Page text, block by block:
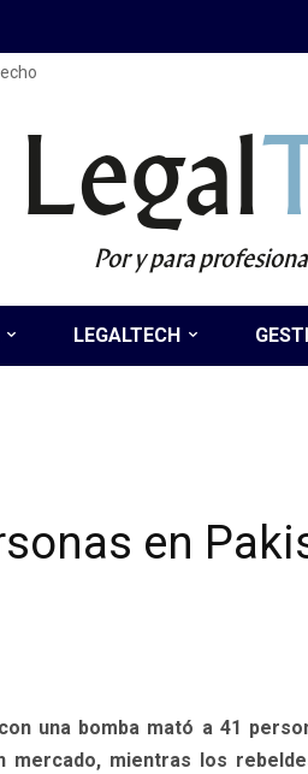
Legal
Por y para
LEGALTECH
en
una bomba mató a 41
mientras los